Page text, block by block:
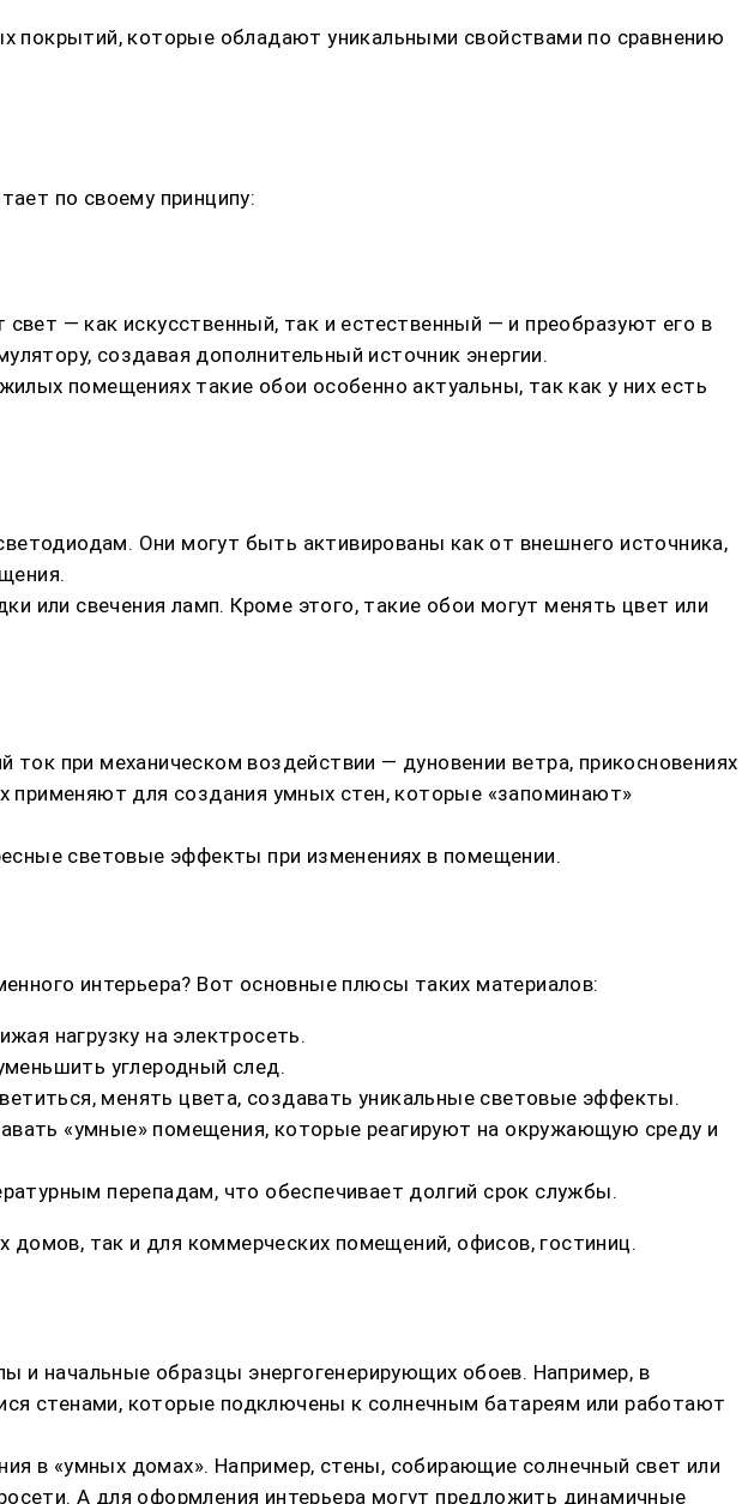
покрытий, которые обладают уникальными свойствами по сравнению
по своему принципу:
— как искусственный, так и естественный — и преобразуют его в
создавая дополнительный источник энергии.
помещениях такие обои особенно актуальны, так как у них есть
Они могут быть активированы как от внешнего источника,
или свечения ламп. Кроме этого, такие обои могут менять цвет или
при механическом воздействии — дуновении ветра, прикосновениях
применяют для создания умных стен, которые «запоминают»
световые эффекты при изменениях в помещении.
интерьера? Вот основные плюсы таких материалов:
нагрузку на электросеть.
углеродный след.
менять цвета, создавать уникальные световые эффекты.
«умные» помещения, которые реагируют на окружающую среду и
перепадам, что обеспечивает долгий срок службы.
так и для коммерческих помещений, офисов, гостиниц.
и начальные образцы энергогенерирующих обоев. Например, в
стенами, которые подключены к солнечным батареям или работают
в «умных домах». Например, стены, собирающие солнечный свет или
А для оформления интерьера могут предложить динамичные